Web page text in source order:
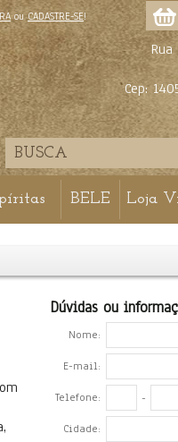
ouCADASTRE-SE!
Cep:
BELE Loja
Dúvidas ou
Nome:
E-mail:
Telefone: -
Cidade: